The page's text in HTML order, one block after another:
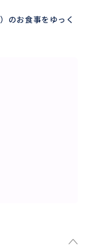
のお食事をゆっく